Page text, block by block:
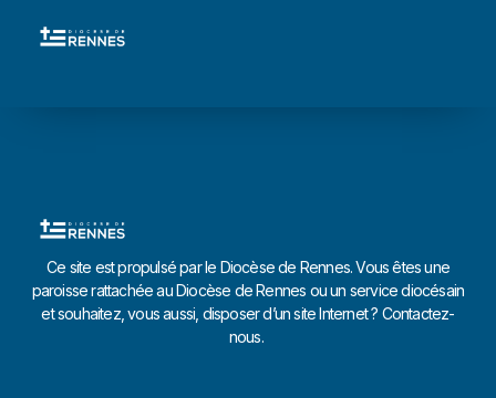
Ce site est propulsé par le Diocèse de Rennes. Vous êtes une
paroisse rattachée au Diocèse de Rennes ou un service diocésain
et souhaitez, vous aussi, disposer d’un site Internet ? Contactez-
nous.